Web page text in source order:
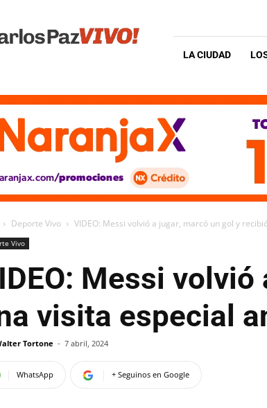
LA CIUDAD
Deporte Vivo VIDEO: Messi volvió a jugar, marcó un gol y
Vivo
Messi
visita especial
Tortone - 7 abril, 2024
WhatsApp + Seguinos en Google